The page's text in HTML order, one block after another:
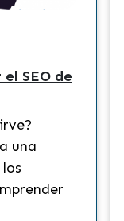
¿Cómo crear
¿Qué es Tik
Actualmente,
redes sociales